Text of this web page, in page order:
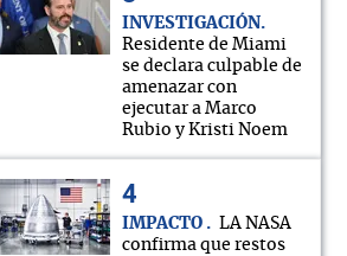
INVESTIGACIÓN
Residente de Miami
se declara culpable de
amenazar con
ejecutar a Marco
Rubio y Kristi Noem
IMPACTO
LA NASA
confirma que restos